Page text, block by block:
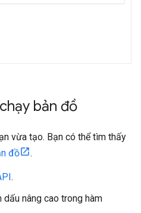
bản đồ
vừa tạo. Bạn có thể tìm thấy
đồ .
.
nâng cao trong hàm